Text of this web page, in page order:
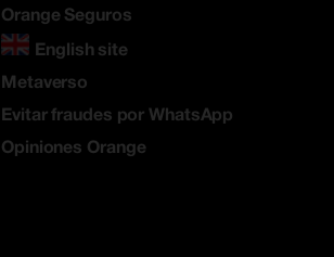
Orange Seguros
English site
Metaverso
Evitar fraudes por WhatsApp
Opiniones Orange